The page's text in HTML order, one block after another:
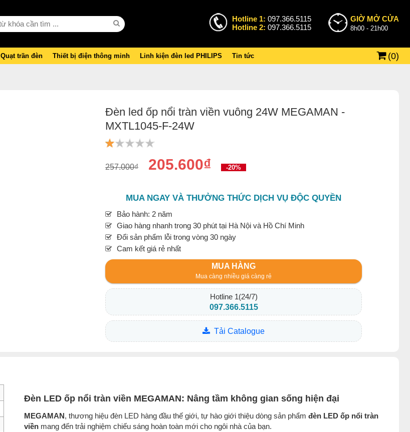
Hotline 1: 097.366.5115
Hotline 2: 097.366.5115
GIỜ MỞ CỬA
8h00 - 21h00
Quạt trần đèn Thiết bị điện thông minh Linh kiện đèn led PHILIPS Tin tức (0)
Đèn led ốp nổi tràn viền vuông 24W MEGAMAN -
MXTL1045-F-24W
257.000₫ 205.600₫ -20%
MUA NGAY VÀ THƯỞNG THỨC DỊCH VỤ ĐỘC QUYỀN
Bảo hành: 2 năm
Giao hàng nhanh trong 30 phút tại Hà Nội và Hồ Chí Minh
Đổi sản phẩm lỗi trong vòng 30 ngày
Cam kết giá rẻ nhất
MUA HÀNG
Mua càng nhiều giá càng rẻ
Hotline 1(24/7)
097.366.5115
Tải Catalogue
Đèn LED ốp nổi tràn viền MEGAMAN: Nâng tầm không gian sống hiện đại
MEGAMAN, thương hiệu đèn LED hàng đầu thế giới, tự hào giới thiệu dòng sản phẩm đèn LED ốp nổi tràn
viền mang đến trải nghiệm chiếu sáng hoàn toàn mới cho ngôi nhà của bạn.